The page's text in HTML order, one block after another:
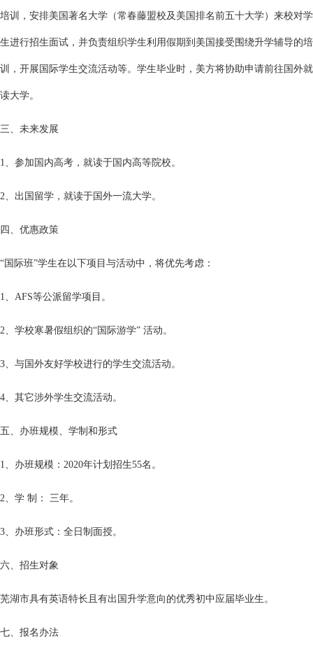
培训，安排美国著名大学（常春藤盟校及美国排名前五十大学）来校对学
生进行招生面试，并负责组织学生利用假期到美国接受围绕升学辅导的培
训，开展国际学生交流活动等。学生毕业时，美方将协助申请前往国外就
读大学。
三、未来发展
1、参加国内高考，就读于国内高等院校。
2、出国留学，就读于国外一流大学。
四、优惠政策
“国际班”学生在以下项目与活动中，将优先考虑：
1、AFS等公派留学项目。
2、学校寒暑假组织的“国际游学” 活动。
3、与国外友好学校进行的学生交流活动。
4、其它涉外学生交流活动。
五、办班规模、学制和形式
1、办班规模：2020年计划招生55名。
2、学 制： 三年。
3、办班形式：全日制面授。
六、招生对象
芜湖市具有英语特长且有出国升学意向的优秀初中应届毕业生。
七、报名办法